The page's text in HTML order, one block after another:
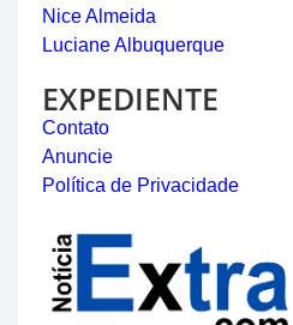
Nice Almeida
Luciane Albuquerque
EXPEDIENTE
Contato
Anuncie
Política de Privacidade